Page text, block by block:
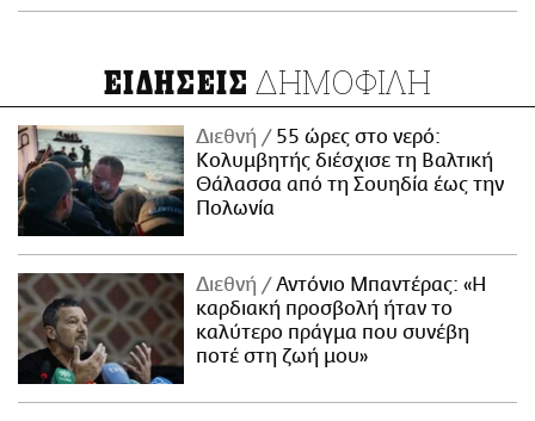
ΕΙΔΗΣΕΙΣ ΔΗΜΟΦΙΛΗ
Διεθνή
55 ώρες στο νερό:
Κολυμβητής διέσχισε τη Βαλτική
Θάλασσα από τη Σουηδία έως την
Πολωνία
Διεθνή
Αντόνιο Μπαντέρας: «Η
καρδιακή προσβολή ήταν το
καλύτερο πράγμα που συνέβη
ποτέ στη ζωή μου»